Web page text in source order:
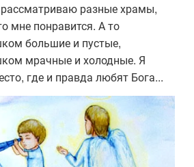
разные храмы,
мне понравится. А то
большие и пустые,
мрачные и холодные. Я
где и правда любят Бога...